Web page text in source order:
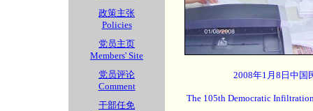
政策主张
Policies
党员主页
Members' Site
党员评论
Comment
干部任免
2008年1月8日中国
The 105th Democratic